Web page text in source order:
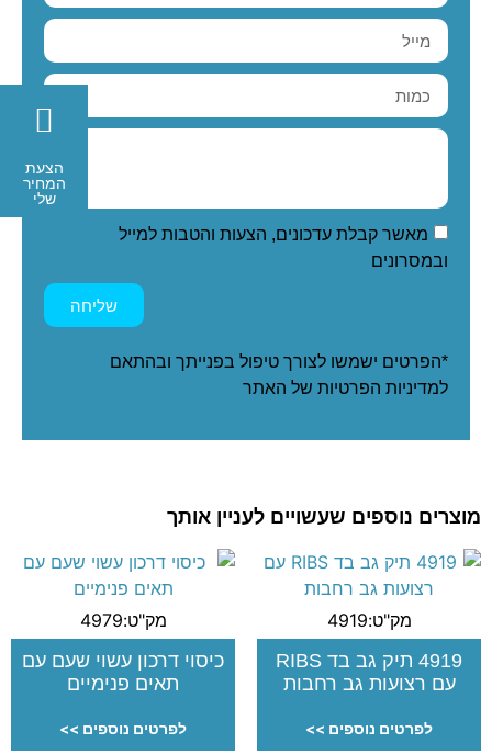
מאשר קבלת עדכונים, הצעות והטבות למייל
ובמסרונים
שליחה
*הפרטים ישמשו לצורך טיפול בפנייתך ובהתאם
למדיניות הפרטיות של האתר
מוצרים נוספים שעשויים לעניין אותך
מק"ט:4919
4919 תיק גב בד RIBS
עם רצועות גב רחבות
לפרטים נוספים >>
מק"ט:4979
כיסוי דרכון עשוי שעם עם
תאים פנימיים
לפרטים נוספים >>
הצעת
המחיר
שלי